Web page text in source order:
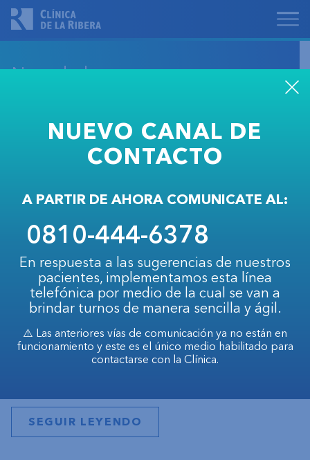
Novedades
Nuevo servicio de Endocrinología en Clínica
de la Ribera
Seguimos ampliando nuestra propuesta de atención
médica con la incorporación del servicio de
Endocrinología, una nueva especialidad orientada al
SEGUIR LEYENDO
NUEVO CANAL DE
CONTACTO
A PARTIR DE AHORA COMUNICATE AL:
0810-444-6378
En respuesta a las sugerencias de nuestros
pacientes, implementamos esta línea
telefónica por medio de la cual se van a
brindar turnos de manera sencilla y ágil.
⚠️ Las anteriores vías de comunicación ya no están en
funcionamiento y este es el único medio habilitado para
contactarse con la Clínica.